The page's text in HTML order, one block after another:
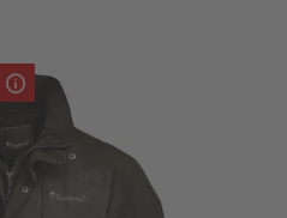
info